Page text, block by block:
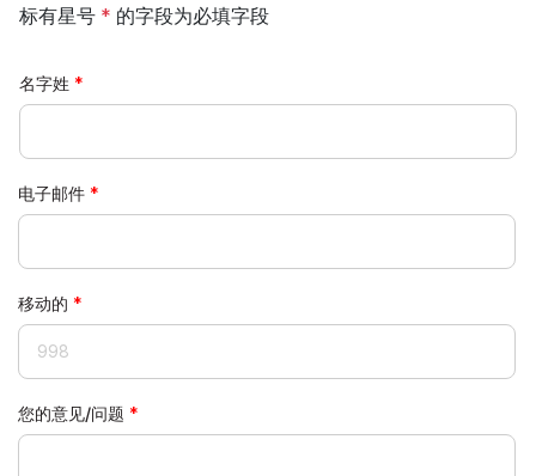
标有星号 * 的字段为必填字段
名字姓
电子邮件
移动的
您的意见/问题